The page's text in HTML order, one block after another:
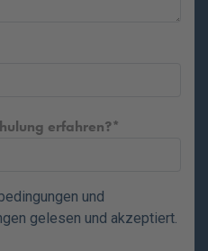
erfahren?
und
gelesen und akzeptiert.